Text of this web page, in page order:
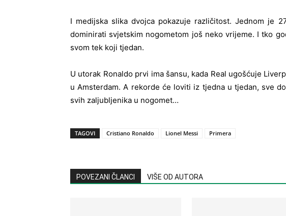
I medijska slika dvojca pokazuje različitost. Jednom je
dominirati svjetskim nogometom još neko vrijeme. I tko
svom tek koji tjedan.
U utorak Ronaldo prvi ima šansu, kada Real ugošćuje
u Amsterdam. A rekorde će loviti iz tjedna u tjedan, sve
svih zaljubljenika u nogomet…
TAGOVI Cristiano Ronaldo Lionel Messi Primera
POVEZANI ČLANCI VIŠE OD AUTORA